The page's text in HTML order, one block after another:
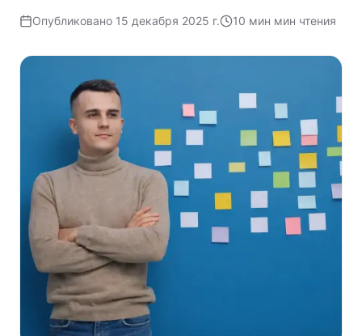
Опубликовано 15 декабря 2025 г. 10 мин мин чтения